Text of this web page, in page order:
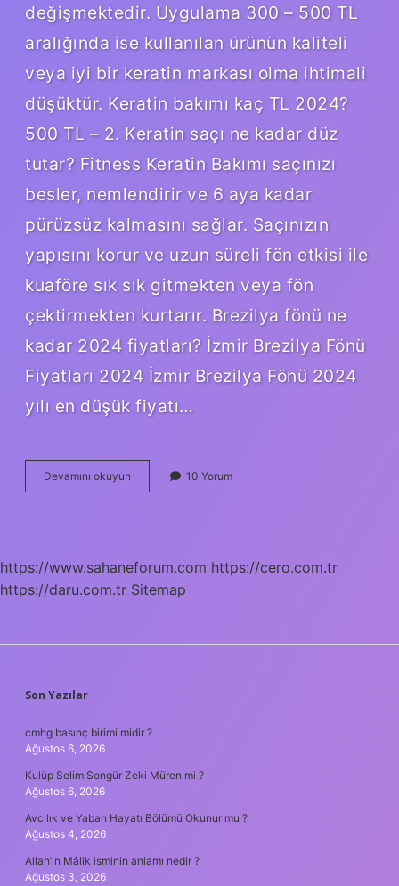
değişmektedir. Uygulama 300 – 500 TL
aralığında ise kullanılan ürünün kaliteli
veya iyi bir keratin markası olma ihtimali
düşüktür. Keratin bakımı kaç TL 2024?
500 TL – 2. Keratin saçı ne kadar düz
tutar? Fitness Keratin Bakımı saçınızı
besler, nemlendirir ve 6 aya kadar
pürüzsüz kalmasını sağlar. Saçınızın
yapısını korur ve uzun süreli fön etkisi ile
kuaföre sık sık gitmekten veya fön
çektirmekten kurtarır. Brezilya fönü ne
kadar 2024 fiyatları? İzmir Brezilya Fönü
Fiyatları 2024 İzmir Brezilya Fönü 2024
yılı en düşük fiyatı…
Devamını okuyun
Bakımı
10 Yorum
https://www.sahaneforum.com https://cero.com.tr
https://daru.com.tr Sitemap
SIDEBAR
Son Yazılar
cmhg basınç birimi midir ?
Ağustos 6, 2026
Kulüp Selim Songür Zeki Müren mi ?
Ağustos 6, 2026
Avcılık ve Yaban Hayatı Bölümü Okunur mu ?
Ağustos 4, 2026
Allah’ın Mâlik isminin anlamı nedir ?
Ağustos 3, 2026